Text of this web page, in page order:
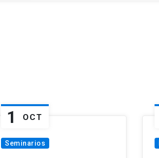
1 OCT
Seminarios